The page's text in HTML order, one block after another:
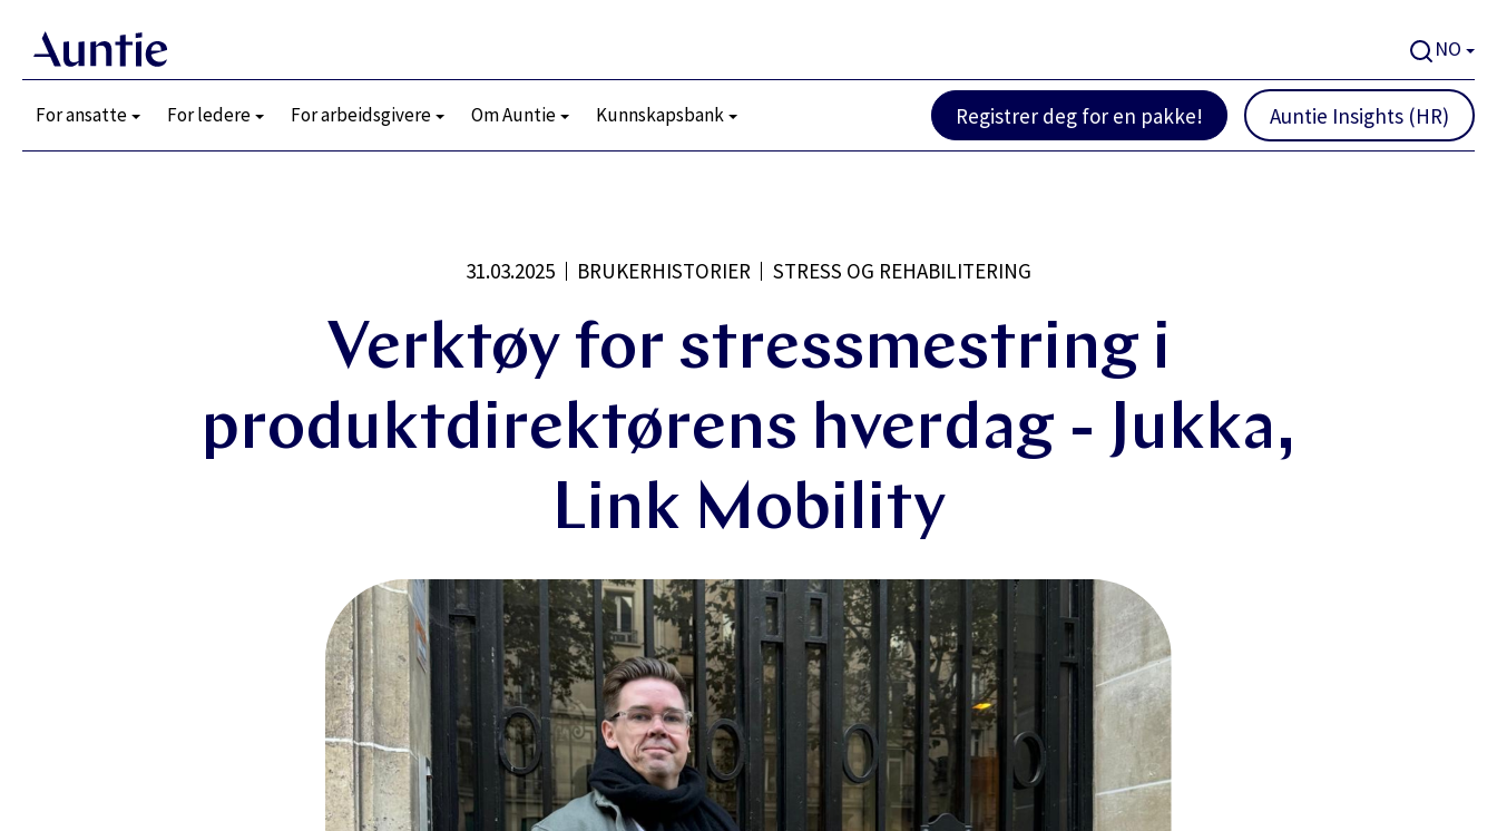
NO
For ansatte For ledere For arbeidsgivere Om Auntie Kunnskapsbank Registrer deg for en pakke! Auntie Insights (HR)
31.03.2025 BRUKERHISTORIER STRESS OG REHABILITERING
Verktøy for stressmestring i
produktdirektørens hverdag - Jukka,
Link Mobility